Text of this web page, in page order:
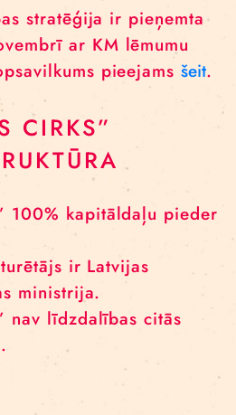
stratēģija ir pieņemta
ar KM lēmumu
pieejamsšeit.
CIRKS”
100% kapitāldaļu pieder
ir Latvijas
ministrija.
nav līdzdalības citās